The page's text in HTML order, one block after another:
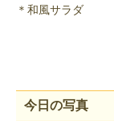
＊和風サラダ
今日の写真